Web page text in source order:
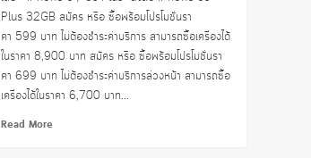
Plus 32GB สมัคร หรือ ซื้อพร้อมโปรโมชั่นรา
คา 599 บาท ไม่ต้องชำระค่าบริการ สามารถซื้อเครื่องได้
ในราคา 8,900 บาท สมัคร หรือ ซื้อพร้อมโปรโมชั่นรา
คา 699 บาท ไม่ต้องชำระค่าบริการล่วงหน้า สามารถซื้อ
เครื่องได้ในราคา 6,700 บาท...
Read More